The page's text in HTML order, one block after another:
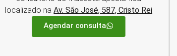
localizado naAv. São José, 587, Cristo Rei
Agendar consulta